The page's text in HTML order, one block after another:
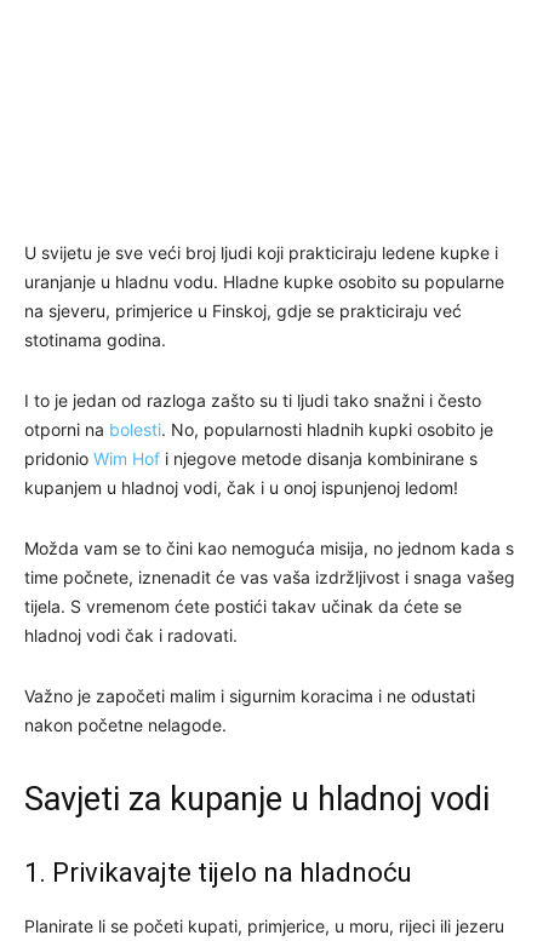
U svijetu je sve veći broj ljudi koji prakticiraju ledene kupke i
uranjanje u hladnu vodu. Hladne kupke osobito su popularne
na sjeveru, primjerice u Finskoj, gdje se prakticiraju već
stotinama godina.
I to je jedan od razloga zašto su ti ljudi tako snažni i često
otporni na bolesti. No, popularnosti hladnih kupki osobito je
pridonio Wim Hof i njegove metode disanja kombinirane s
kupanjem u hladnoj vodi, čak i u onoj ispunjenoj ledom!
Možda vam se to čini kao nemoguća misija, no jednom kada s
time počnete, iznenadit će vas vaša izdržljivost i snaga vašeg
tijela. S vremenom ćete postići takav učinak da ćete se
hladnoj vodi čak i radovati.
Važno je započeti malim i sigurnim koracima i ne odustati
nakon početne nelagode.
Savjeti za kupanje u hladnoj vodi
1. Privikavajte tijelo na hladnoću
Planirate li se početi kupati, primjerice, u moru, rijeci ili jezeru